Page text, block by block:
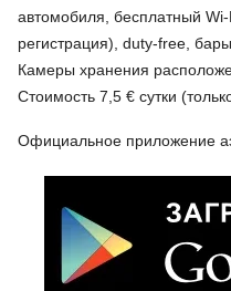
автомобиля, бесплатный Wi-
регистрация), duty-free,
Камеры хранения
Стоимость 7,5 € сутки
Официальное приложение